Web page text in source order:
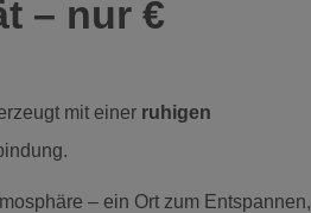
– nur €
mit einer ruhigen
– ein Ort zum Entspannen,